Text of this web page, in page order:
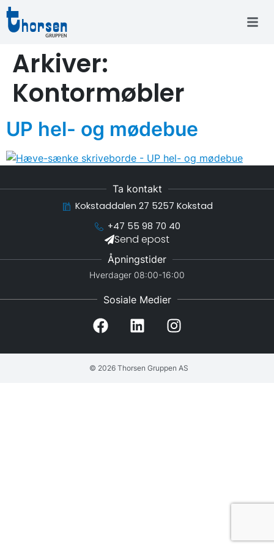
Arkiver:
Kontormøbler
UP hel- og mødebue
Ta kontakt
Kokstaddalen 27 5257 Kokstad
+47 55 98 70 40
Send epost
Åpningstider
Hverdager 08:00-16:00
Sosiale Medier
© 2026 Thorsen Gruppen AS